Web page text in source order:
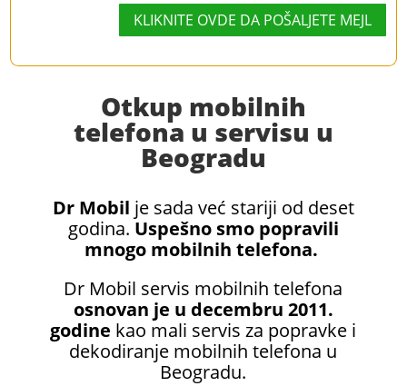
KLIKNITE OVDE DA POŠALJETE MEJL
Otkup mobilnih
telefona u servisu u
Beogradu
Dr Mobil je sada već stariji od deset
godina. Uspešno smo popravili
mnogo mobilnih telefona.
Dr Mobil servis mobilnih telefona
osnovan je u decembru 2011.
godine kao mali servis za popravke i
dekodiranje mobilnih telefona u
Beogradu.